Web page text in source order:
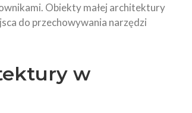
Obiekty małej architektury
do przechowywania narzędzi
w